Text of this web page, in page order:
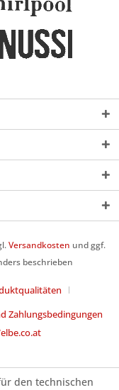
Versandkosten und ggf.
beschrieben
Zahlungsbedingungen
den technischen